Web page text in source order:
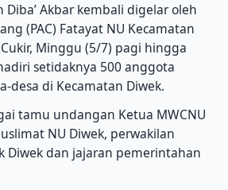
Diba’ Akbar kembali digelar oleh
(PAC) Fatayat NU Kecamatan
Minggu (5/7) pagi hingga
setidaknya 500 anggota
desa di Kecamatan Diwek.
tamu undangan Ketua MWCNU
NU Diwek, perwakilan
Diwek dan jajaran pemerintahan